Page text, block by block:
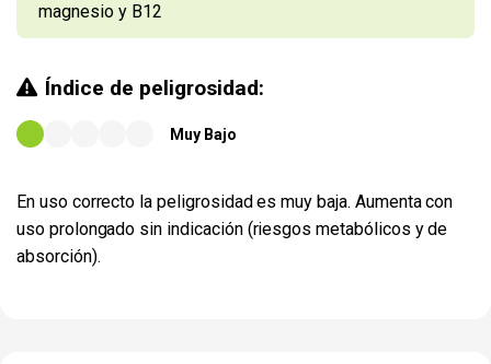
magnesio y B12
Índice de peligrosidad:
Muy Bajo
En uso correcto la peligrosidad es muy baja. Aumenta con
uso prolongado sin indicación (riesgos metabólicos y de
absorción).